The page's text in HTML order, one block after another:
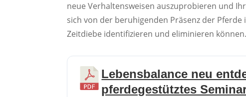
neue Verhaltensweisen auszuprobieren und
sich von der beruhigenden Präsenz der
Zeitdiebe identifizieren und eliminieren können.
Lebensbalance neu
pferdegestütztes